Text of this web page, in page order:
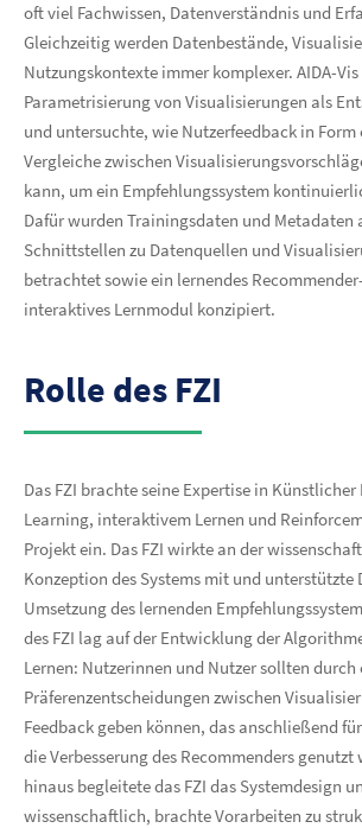
oft viel Fachwissen, Datenverständnis und
Gleichzeitig werden Datenbestände,
Nutzungskontexte immer komplexer. AIDA-
Parametrisierung von Visualisierungen als
und untersuchte, wie Nutzerfeedback in Form
Vergleiche zwischen
kann, um ein Empfehlungssystem
Dafür wurden Trainingsdaten und Metadaten
Schnittstellen zu Datenquellen und
betrachtet sowie ein lernendes
interaktives Lernmodul konzipiert.
Rolle des FZI
Das FZI brachte seine Expertise in
Learning, interaktivem Lernen und
Projekt ein. Das FZI wirkte an der
Konzeption des Systems mit und unterstützte
Umsetzung des lernenden
des FZI lag auf der Entwicklung der
Lernen: Nutzerinnen und Nutzer sollten durch
Präferenzentscheidungen zwischen
Feedback geben können, das anschließend
die Verbesserung des Recommenders
hinaus begleitete das FZI das Systemdesign
wissenschaftlich, brachte Vorarbeiten zu